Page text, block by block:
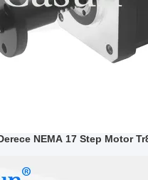
NEMA 17 Step Motor